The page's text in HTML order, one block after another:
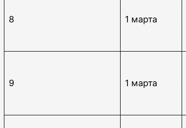
8 1 марта
9 1 марта